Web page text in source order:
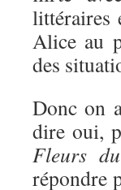
littéraires
Alice au
des
Donc on
dire oui,
Fleurs
répondre